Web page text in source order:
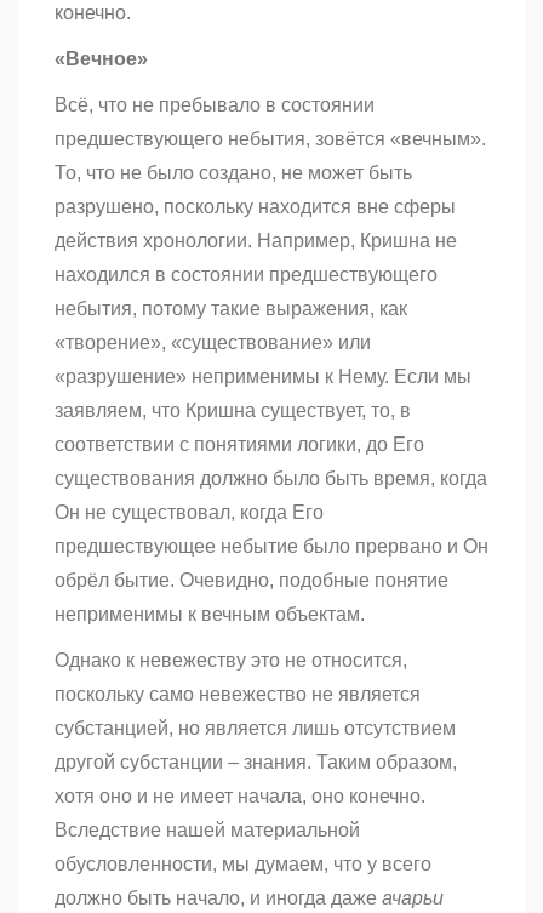
конечно.
«Вечное»
Всё, что не пребывало в состоянии
предшествующего небытия, зовётся «вечным».
То, что не было создано, не может быть
разрушено, поскольку находится вне сферы
действия хронологии. Например, Кришна не
находился в состоянии предшествующего
небытия, потому такие выражения, как
«творение», «существование» или
«разрушение» неприменимы к Нему. Если мы
заявляем, что Кришна существует, то, в
соответствии с понятиями логики, до Его
существования должно было быть время, когда
Он не существовал, когда Его
предшествующее небытие было прервано и Он
обрёл бытие. Очевидно, подобные понятие
неприменимы к вечным объектам.
Однако к невежеству это не относится,
поскольку само невежество не является
субстанцией, но является лишь отсутствием
другой субстанции – знания. Таким образом,
хотя оно и не имеет начала, оно конечно.
Вследствие нашей материальной
обусловленности, мы думаем, что у всего
должно быть начало, и иногда даже ачарьи